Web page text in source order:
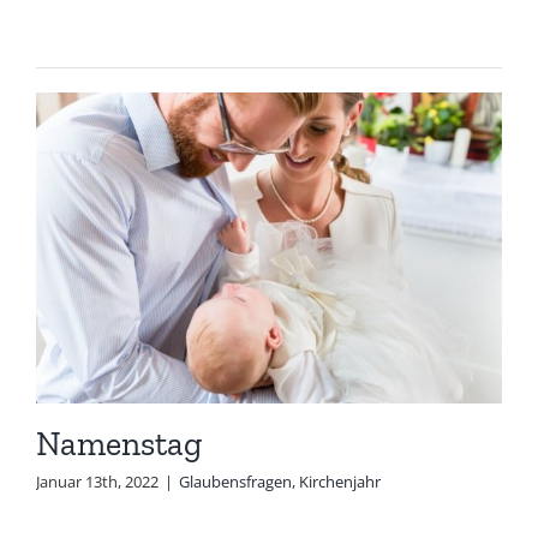
Namenstag
Januar 13th, 2022 | Glaubensfragen, Kirchenjahr